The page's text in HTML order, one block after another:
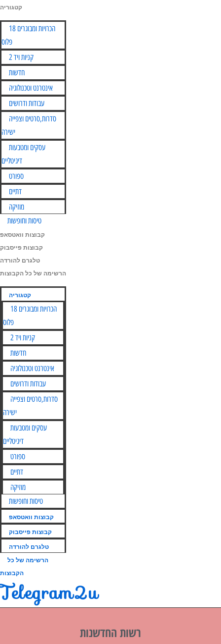
Skip
to
content
קטגוריה
הכרויות ומבוגרים 18
פלוס
קניות ויד 2
חדשות
אינטרנט וטכנולוגיה
עבודות ודרושים
סדרות,סרטים וצפייה
ישירה
עסקים ומטבעות
דיגיטליים
ספורט
דתיים
מוזיקה
טיסות וחופשות
קבוצות וואטסאפ
קבוצות פייסבוק
טלגרם להורדה
הרשימה של כל הקבוצות
קטגוריה
הכרויות ומבוגרים 18
פלוס
קניות ויד 2
חדשות
אינטרנט וטכנולוגיה
עבודות ודרושים
סדרות,סרטים וצפייה
ישירה
עסקים ומטבעות
דיגיטליים
ספורט
דתיים
מוזיקה
טיסות וחופשות
קבוצות וואטסאפ
קבוצות פייסבוק
טלגרם להורדה
הרשימה של כל
הקבוצות
Telegram2u
רשות החדשנות